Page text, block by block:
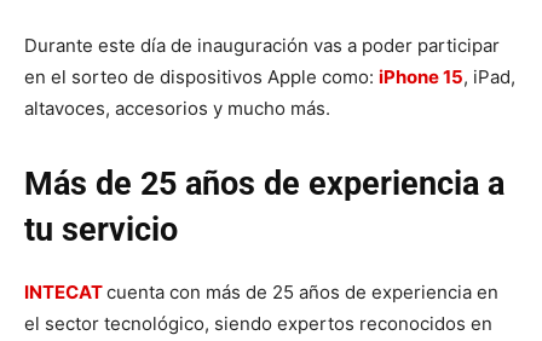
Durante este día de inauguración vas a poder participar
en el sorteo de dispositivos Apple como: iPhone 15, iPad,
altavoces, accesorios y mucho más.
Más de 25 años de experiencia a
tu servicio
INTECATcuenta con más de 25 años de experiencia en
el sector tecnológico, siendo expertos reconocidos en